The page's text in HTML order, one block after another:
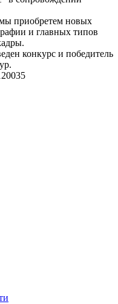
приобретем новых
и главных типов
конкурс и победитель